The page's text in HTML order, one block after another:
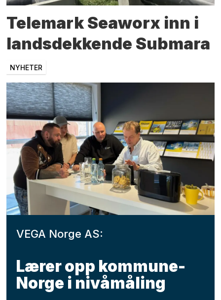
Telemark Seaworx inn i
landsdekkende Submara
NYHETER
VEGA Norge AS:
Lærer opp kommune-
Norge i nivåmåling